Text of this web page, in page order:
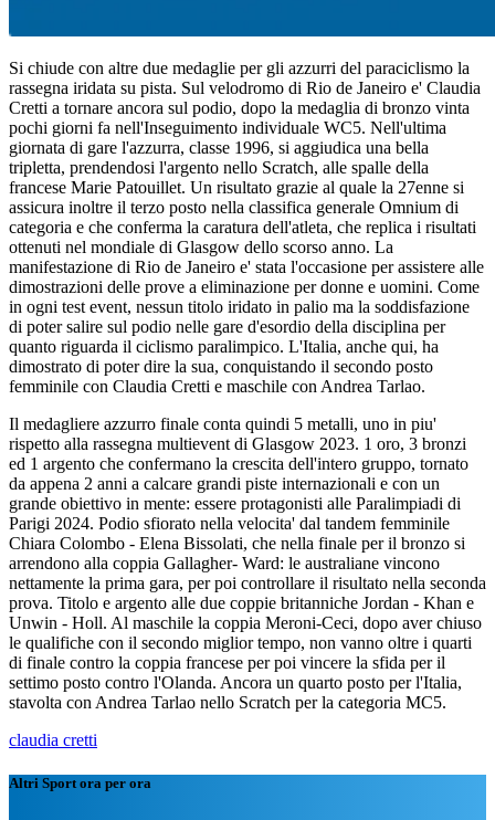
Si chiude con altre due medaglie per gli azzurri del paraciclismo la
rassegna iridata su pista. Sul velodromo di Rio de Janeiro e' Claudia
Cretti a tornare ancora sul podio, dopo la medaglia di bronzo vinta
pochi giorni fa nell'Inseguimento individuale WC5. Nell'ultima
giornata di gare l'azzurra, classe 1996, si aggiudica una bella
tripletta, prendendosi l'argento nello Scratch, alle spalle della
francese Marie Patouillet. Un risultato grazie al quale la 27enne si
assicura inoltre il terzo posto nella classifica generale Omnium di
categoria e che conferma la caratura dell'atleta, che replica i risultati
ottenuti nel mondiale di Glasgow dello scorso anno. La
manifestazione di Rio de Janeiro e' stata l'occasione per assistere alle
dimostrazioni delle prove a eliminazione per donne e uomini. Come
in ogni test event, nessun titolo iridato in palio ma la soddisfazione
di poter salire sul podio nelle gare d'esordio della disciplina per
quanto riguarda il ciclismo paralimpico. L'Italia, anche qui, ha
dimostrato di poter dire la sua, conquistando il secondo posto
femminile con Claudia Cretti e maschile con Andrea Tarlao.
Il medagliere azzurro finale conta quindi 5 metalli, uno in piu'
rispetto alla rassegna multievent di Glasgow 2023. 1 oro, 3 bronzi
ed 1 argento che confermano la crescita dell'intero gruppo, tornato
da appena 2 anni a calcare grandi piste internazionali e con un
grande obiettivo in mente: essere protagonisti alle Paralimpiadi di
Parigi 2024. Podio sfiorato nella velocita' dal tandem femminile
Chiara Colombo - Elena Bissolati, che nella finale per il bronzo si
arrendono alla coppia Gallagher- Ward: le australiane vincono
nettamente la prima gara, per poi controllare il risultato nella seconda
prova. Titolo e argento alle due coppie britanniche Jordan - Khan e
Unwin - Holl. Al maschile la coppia Meroni-Ceci, dopo aver chiuso
le qualifiche con il secondo miglior tempo, non vanno oltre i quarti
di finale contro la coppia francese per poi vincere la sfida per il
settimo posto contro l'Olanda. Ancora un quarto posto per l'Italia,
stavolta con Andrea Tarlao nello Scratch per la categoria MC5.
claudia cretti
Altri Sport ora per ora